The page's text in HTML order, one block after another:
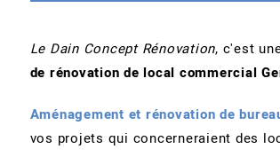
Le Dain Concept Rénovation, c'est
de rénovation de local commercial
Aménagement et rénovation de
vos projets qui concerneraient des